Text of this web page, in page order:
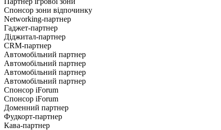
Спонсор зони відпочинку
Networking-партнер
Гаджет-партнер
Діджитал-партнер
CRM-партнер
Автомобільний партнер
Автомобільний партнер
Автомобільний партнер
Автомобільний партнер
Спонсор iForum
Спонсор iForum
Доменний партнер
Фудкорт-партнер
Кава-партнер